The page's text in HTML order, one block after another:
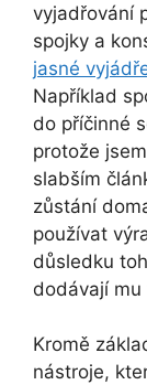
vyjadřování
spojky a
jasné
Například
do příčinné
protože
slabším
zůstání
používat
důsledku
dodávají
Kromě
nástroje,